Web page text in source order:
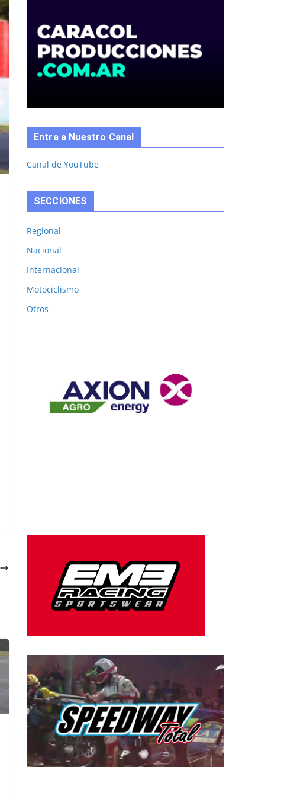
Entra a Nuestro Canal
Canal de YouTube
SECCIONES
Regional
Nacional
Internacional
Motociclismo
Otros